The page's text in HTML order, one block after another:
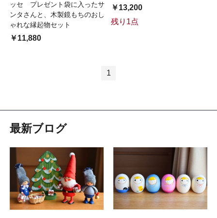
ッセ プレゼント袋に入ったサ
ンタさんと、木製鏡もちのおし
ゃれな縁起物セット
￥11,880
￥13,200
残り1点
1
最新ブログ